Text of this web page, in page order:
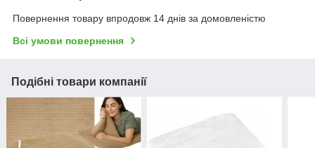
Повернення товару впродовж 14 днів за домовленістю
Всі умови повернення
Подібні товари компанії